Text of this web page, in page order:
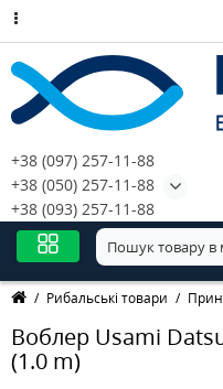
+38 (097) 257-11-88
+38 (050) 257-11-88
+38 (093) 257-11-88
Рибальські товари
Воблер Usami
(1.0 m)